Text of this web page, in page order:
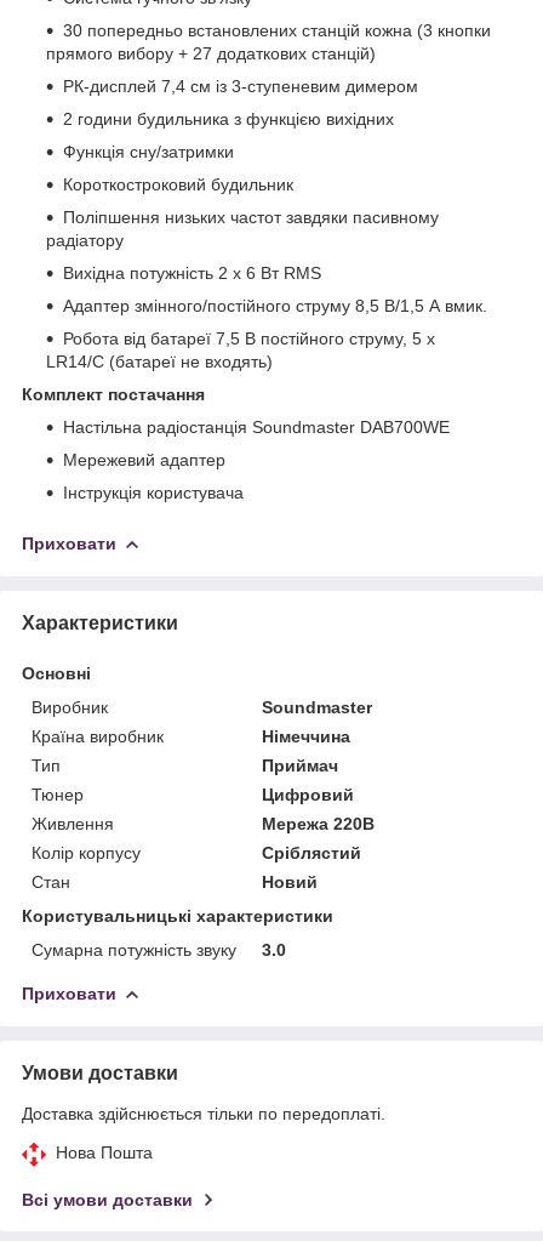
30 попередньо встановлених станцій кожна (3 кнопки
прямого вибору + 27 додаткових станцій)
РК-дисплей 7,4 см із 3-ступеневим димером
2 години будильника з функцією вихідних
Функція сну/затримки
Короткостроковий будильник
Поліпшення низьких частот завдяки пасивному
радіатору
Вихідна потужність 2 x 6 Вт RMS
Адаптер змінного/постійного струму 8,5 В/1,5 А вмик.
Робота від батареї 7,5 В постійного струму, 5 x
LR14/C (батареї не входять)
Комплект постачання
Настільна радіостанція Soundmaster DAB700WE
Мережевий адаптер
Інструкція користувача
Приховати
Характеристики
Основні
Виробник
Soundmaster
Країна виробник
Німеччина
Тип
Приймач
Тюнер
Цифровий
Живлення
Мережа 220В
Колір корпусу
Сріблястий
Стан
Новий
Користувальницькі характеристики
Сумарна потужність звуку
3.0
Приховати
Умови доставки
Доставка здійснюється тільки по передоплаті.
Нова Пошта
Всі умови доставки